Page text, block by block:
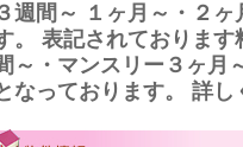
週間～ １ヶ月～・２
。 表記されておりま
～・マンスリー３ヶ月
なっております。 詳